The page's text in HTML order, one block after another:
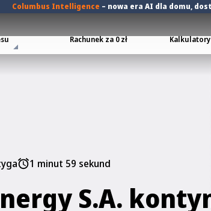
Columbus Intelligence – nowa era AI dla domu,
Rachunek za 0 zł
1 minut 59 sekund
S.A.